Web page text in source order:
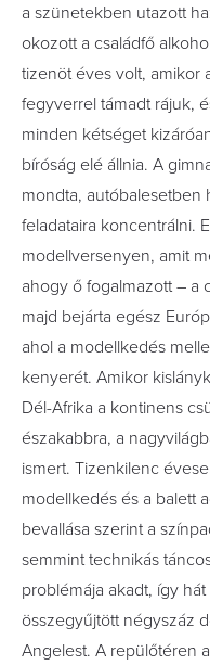
a szünetekben utazott
okozott a családfő
tizenöt éves volt, amikor
fegyverrel támadt rájuk,
minden kétséget
bíróság elé állnia. A
mondta, autóbalesetben
feladataira koncentrálni.
modellversenyen, amit
ahogy ő fogalmazott – a
majd bejárta egész
ahol a modellkedés
kenyerét. Amikor
Dél-Afrika a kontinens
északabbra, a
ismert. Tizenkilenc
modellkedés és a balett
bevallása szerint a
semmint technikás
problémája akadt, így
összegyűjtött négyszáz
Angelest. A repülőtéren